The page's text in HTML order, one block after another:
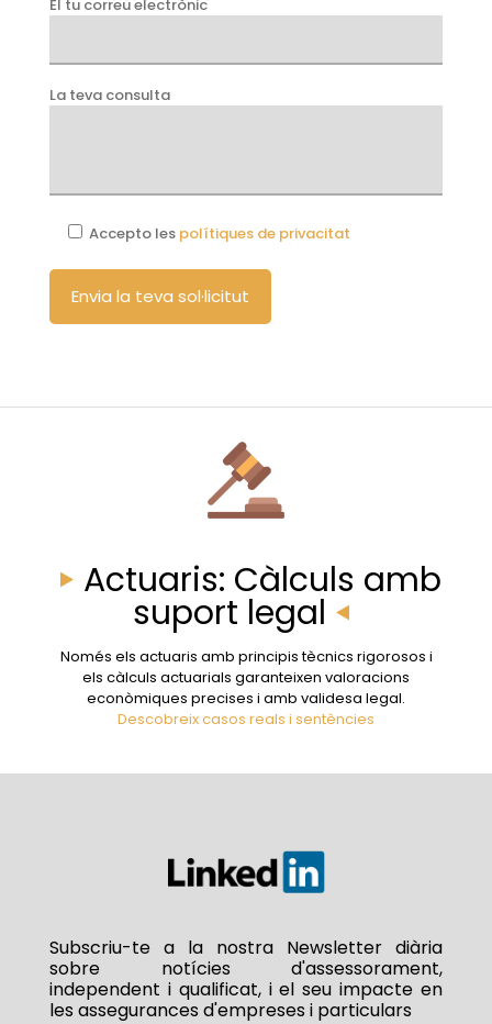
El tu correu electrònic
La teva consulta
Accepto les polítiques de privacitat
Actuaris: Càlculs amb
suport legal
Només els actuaris amb principis tècnics rigorosos i
els càlculs actuarials garanteixen valoracions
econòmiques precises i amb validesa legal.
Descobreix casos reals i sentències
Subscriu-te a la nostra Newsletter diària
sobre notícies d'assessorament,
independent i qualificat, i el seu impacte en
les assegurances d'empreses i particulars